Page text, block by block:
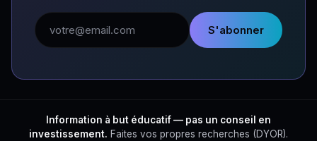
Adresse email
S'abonner
Information à but éducatif — pas un conseil en
investissement. Faites vos propres recherches (DYOR).